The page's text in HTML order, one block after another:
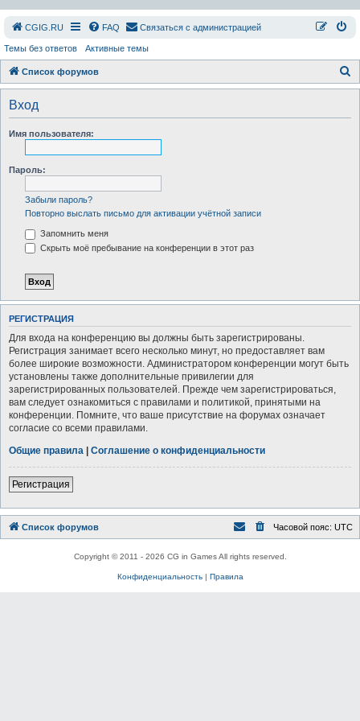
СGIG.RU FAQ Связаться с администрацией
Темы без ответов Активные темы
Список форумов
о
Вход
Имя пользователя:
Пароль:
Забыли пароль?
Повторно выслать письмо для активации учётной записи
Запомнить меня
Скрыть моё пребывание на конференции в этот раз
РЕГИСТРАЦИЯ
Для входа на конференцию вы должны быть зарегистрированы.
Регистрация занимает всего несколько минут, но предоставляет вам
более широкие возможности. Администратором конференции могут быть
установлены также дополнительные привилегии для
зарегистрированных пользователей. Прежде чем зарегистрироваться,
вам следует ознакомиться с правилами и политикой, принятыми на
конференции. Помните, что ваше присутствие на форумах означает
согласие со всеми правилами.
Общие правила | Соглашение о конфиденциальности
Регистрация
Список форумов Часовой пояс: UTC
Copyright © 2011 - 2026 CG in Games All rights reserved.
Конфиденциальность| Правила